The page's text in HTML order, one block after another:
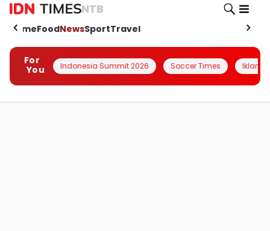
NTB
HomeFoodNewsSportTravel
For
You
Indonesia Summit 2026 Soccer Times Iklanin